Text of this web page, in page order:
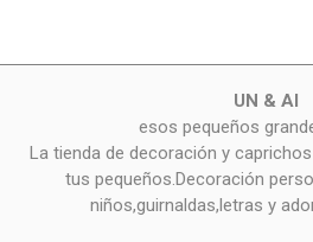
UN & AI
esos pequeños
La tienda de decoración y
tus pequeños.Decoración
niños,guirnaldas,letras y